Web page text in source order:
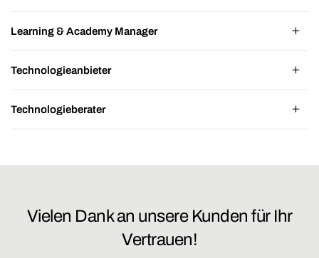
Learning & Academy Manager
Technologieanbieter
Technologieberater
Vielen Dank an unsere Kunden für Ihr
Vertrauen!